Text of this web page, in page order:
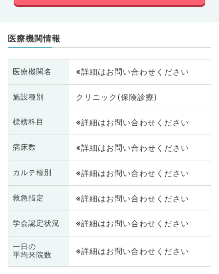
医療機関情報
医療機関名 ※詳細はお問い合わせください
施設種別 クリニック(保険診療)
標榜科目 ※詳細はお問い合わせください
病床数 ※詳細はお問い合わせください
カルテ種別 ※詳細はお問い合わせください
救急指定 ※詳細はお問い合わせください
学会認定状況 ※詳細はお問い合わせください
一日の
平均来院数
※詳細はお問い合わせください